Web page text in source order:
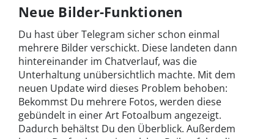
Neue Bilder-Funktionen
Du hast über Telegram sicher schon einmal
mehrere Bilder verschickt. Diese landeten dann
hintereinander im Chatverlauf, was die
Unterhaltung unübersichtlich machte. Mit dem
neuen Update wird dieses Problem behoben:
Bekommst Du mehrere Fotos, werden diese
gebündelt in einer Art Fotoalbum angezeigt.
Dadurch behältst Du den Überblick. Außerdem